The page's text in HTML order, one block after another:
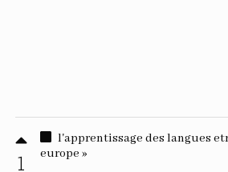
1
l'apprentissage des langues
europe »